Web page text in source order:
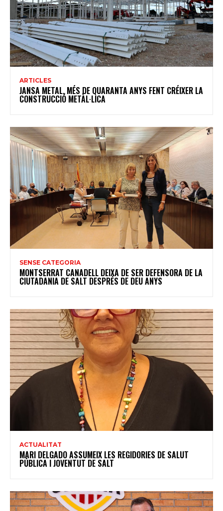
ARTICLES
JANSA METAL, MÉS DE QUARANTA ANYS FENT CRÉIXER LA
CONSTRUCCIÓ METÀL·LICA
SENSE CATEGORIA
MONTSERRAT CANADELL DEIXA DE SER DEFENSORA DE LA
CIUTADANIA DE SALT DESPRÉS DE DEU ANYS
ACTUALITAT
MARI DELGADO ASSUMEIX LES REGIDORIES DE SALUT
PÚBLICA I JOVENTUT DE SALT